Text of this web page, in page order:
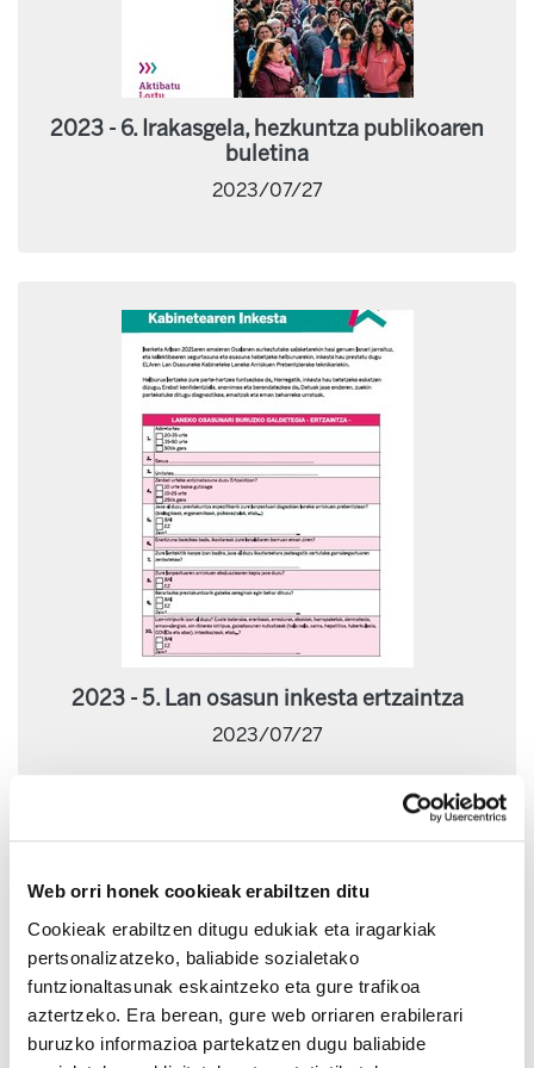
Web orri honek cookieak erabiltzen ditu
Cookieak erabiltzen ditugu edukiak eta iragarkiak
pertsonalizatzeko, baliabide sozialetako
funtzionaltasunak eskaintzeko eta gure trafikoa
aztertzeko. Era berean, gure web orriaren erabilerari
buruzko informazioa partekatzen dugu baliabide
2023 - 6. Irakasgela, hezkuntza publikoaren
buletina
2023/07/27
2023 - 5. Lan osasun inkesta ertzaintza
2023/07/27